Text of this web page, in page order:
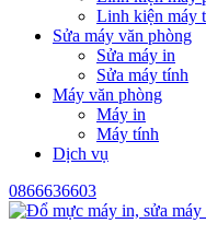
Linh kiện máy
Sửa máy văn phòng
Sửa máy in
Sửa máy tính
Máy văn phòng
Máy in
Máy tính
Dịch vụ
0866636603